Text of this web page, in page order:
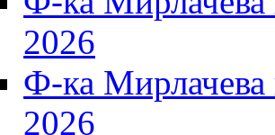
2026
Ф-ка
2026